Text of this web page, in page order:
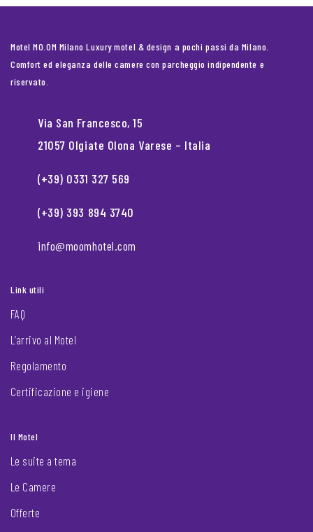
Motel MO.OM Milano Luxury motel & design a pochi passi da Milano.
Comfort ed eleganza delle camere con parcheggio indipendente e
riservato.
Via San Francesco, 15
21057 Olgiate Olona Varese – Italia
(+39) 0331 327 569
(+39) 393 894 3740
info@moomhotel.com
Link utili
FAQ
L’arrivo al Motel
Regolamento
Certificazione e igiene
Il Motel
Le suite a tema
Le Camere
Offerte